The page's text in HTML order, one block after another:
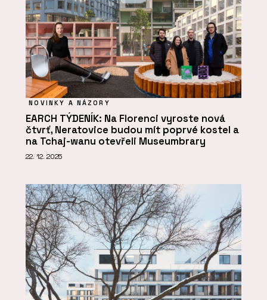
NOVINKY A NÁZORY
EARCH TÝDENÍK: Na Florenci vyroste nová
čtvrť, Neratovice budou mít poprvé kostel a
na Tchaj-wanu otevřeli Museumbrary
22. 12. 2025